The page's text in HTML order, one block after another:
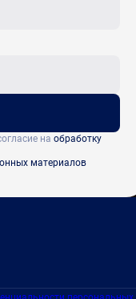
на обработку
материалов